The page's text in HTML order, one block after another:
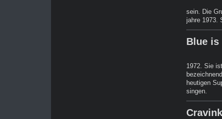
sein. Die
jahre 1973.
Blue is
1972. Sie
heutigen
singen.